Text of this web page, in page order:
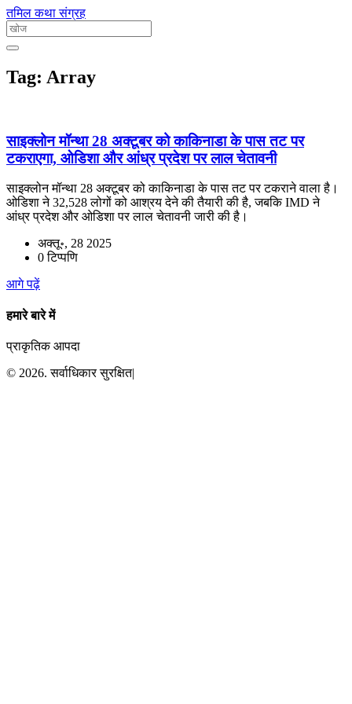
तमिल कथा संग्रह
Tag: Array
साइक्लोन मॉन्था 28 अक्टूबर को काकिनाडा के पास तट पर
टकराएगा, ओडिशा और आंध्र प्रदेश पर लाल चेतावनी
साइक्लोन मॉन्था 28 अक्टूबर को काकिनाडा के पास तट पर टकराने वाला है।
ओडिशा ने 32,528 लोगों को आश्रय देने की तैयारी की है, जबकि IMD ने
आंध्र प्रदेश और ओडिशा पर लाल चेतावनी जारी की है।
अक्तू॰, 28 2025
0 टिप्पणि
आगे पढ़ें
हमारे बारे में
प्राकृतिक आपदा
© 2026. सर्वाधिकार सुरक्षित|